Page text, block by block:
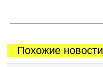
Похожие новости